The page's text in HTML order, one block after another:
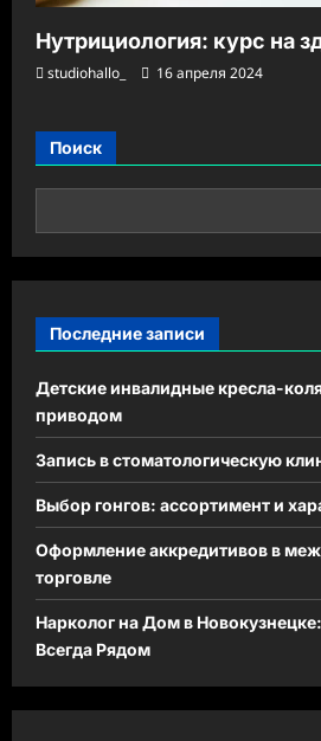
Нутрициология: курс на
studiohallo_ 16 апреля 2024
Поиск
Последние записи
Детские инвалидные кресла-
приводом
Запись в стоматологическую
Выбор гонгов: ассортимент и
Оформление аккредитивов в
торговле
Нарколог на Дом в
Всегда Рядом